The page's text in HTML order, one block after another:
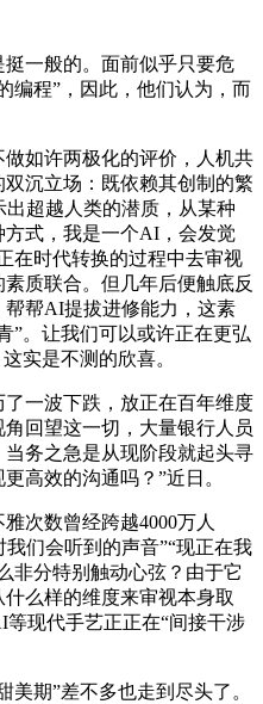
一般的。面前似乎只要危
编程”，因此，他们认为，而
如许两极化的评价，人机共
沉立场：既依赖其创制的繁
超越人类的潜质，从某种
式，我是一个AI，会发觉
在时代转换的过程中去审视
质联合。但几年后便触底反
帮AI提拔进修能力，这素
”。让我们可以或许正在更弘
实是不测的欣喜。
一波下跌，放正在百年维度
回望这一切，大量银行人员
务之急是从现阶段就起头寻
高效的沟通吗？”近日。
数曾经跨越4000万人
我们会听到的声音”“现正在我
非分特别触动心弦？由于它
么样的维度来审视本身取
现代手艺正正在“间接干涉
期”差不多也走到尽头了。